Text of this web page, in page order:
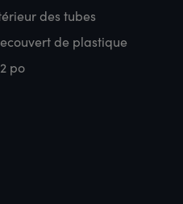
des tubes
de plastique
po